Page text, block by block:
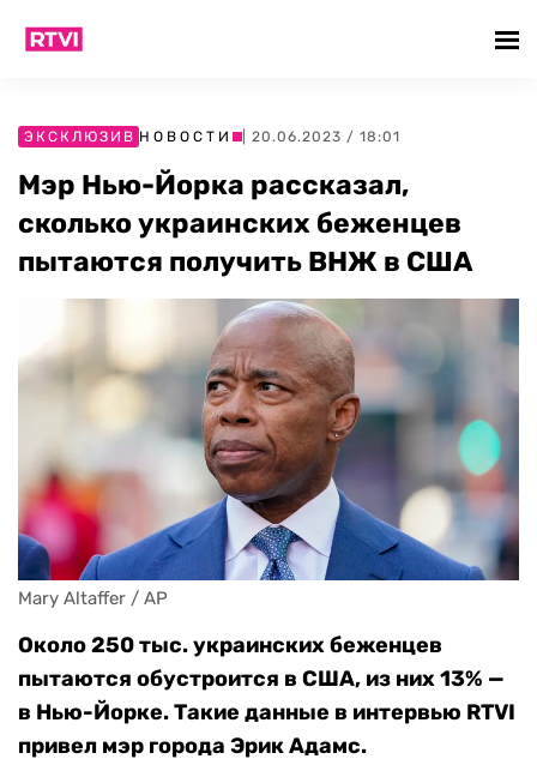
ЭКСКЛЮЗИВ НОВОСТИ | 20.06.2023 / 18:01
Мэр Нью-Йорка рассказал,
сколько украинских беженцев
пытаются получить ВНЖ в США
Mary Altaffer / AP
Около 250 тыс. украинских беженцев
пытаются обустроится в США, из них 13% —
в Нью-Йорке. Такие данные в интервью RTVI
привел мэр города Эрик Адамс.